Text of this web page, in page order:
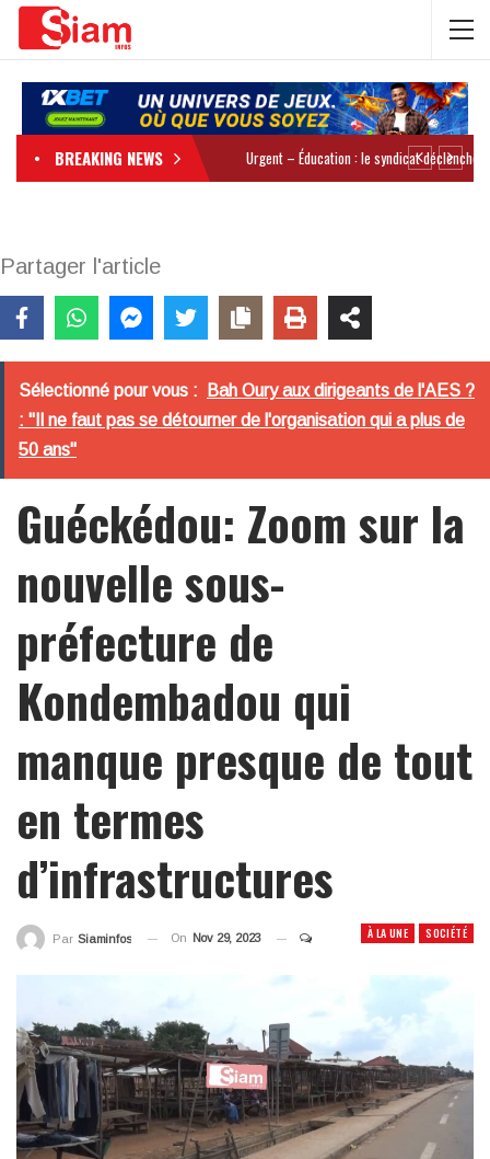
BREAKING NEWS
Partager l'article
Sélectionné pour vous :
Bah Oury aux dirigeants de l'AES ?
: "Il ne faut pas se détourner de l'organisation qui a plus de
50 ans"
Guéckédou: Zoom sur la
nouvelle sous-
préfecture de
Kondembadou qui
manque presque de tout
en termes
d’infrastructures
À LA UNE SOCIÉTÉ
Par Siaminfos On Nov 29, 2023